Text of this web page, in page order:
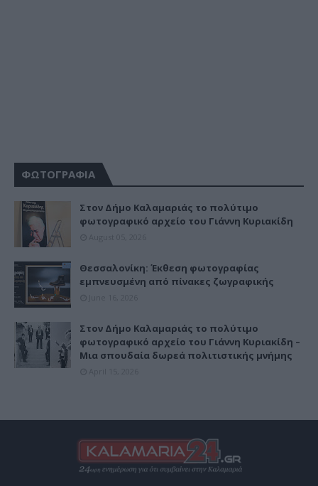
ΦΩΤΟΓΡΑΦΙΑ
Στον Δήμο Καλαμαριάς το πολύτιμο
φωτογραφικό αρχείο του Γιάννη Κυριακίδη
Θεσσαλονίκη: Έκθεση φωτογραφίας
εμπνευσμένη από πίνακες ζωγραφικής
Στον Δήμο Καλαμαριάς το πολύτιμο
φωτογραφικό αρχείο του Γιάννη Κυριακίδη –
Μια σπουδαία δωρεά πολιτιστικής μνήμης